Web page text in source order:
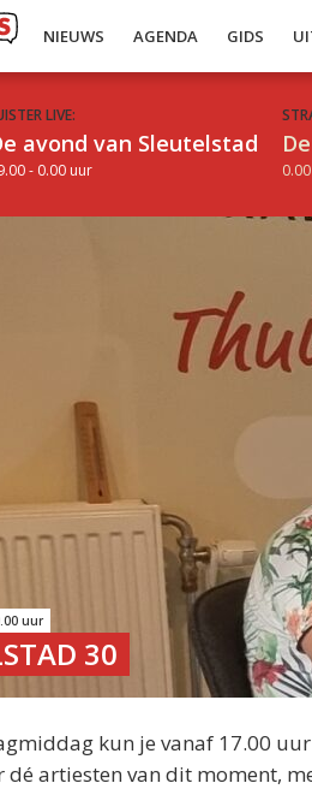
NIEUWS AGENDA GIDS
LIVE:
avond van Sleutelstad
- 0.00 uur
uur
30
kun je vanaf 17.00
dé artiesten van dit moment,